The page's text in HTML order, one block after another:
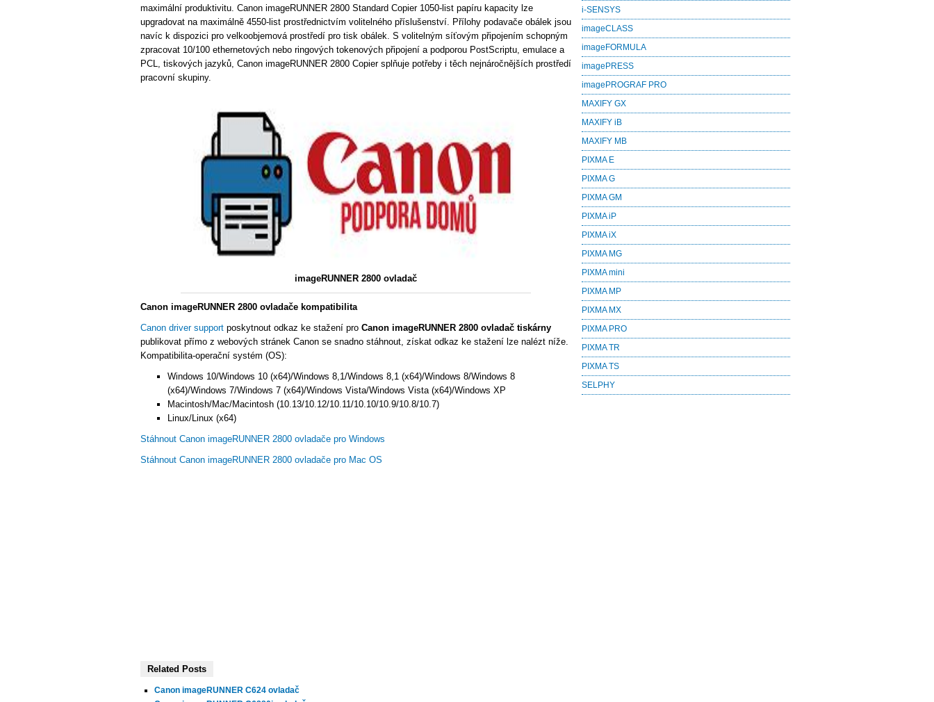
maximální produktivitu. Canon imageRUNNER 2800 Standard Copier 1050-list papíru kapacity lze
upgradovat na maximálně 4550-list prostřednictvím volitelného příslušenství. Přílohy podavače obálek jsou
navíc k dispozici pro velkoobjemová prostředí pro tisk obálek. S volitelným síťovým připojením schopným
zpracovat 10/100 ethernetových nebo ringových tokenových připojení a podporou PostScriptu, emulace a
PCL, tiskových jazyků, Canon imageRUNNER 2800 Copier splňuje potřeby i těch nejnáročnějších prostředí
pracovní skupiny.
imageRUNNER 2800 ovladač
Canon imageRUNNER 2800 ovladače kompatibilita
Canon driver support poskytnout odkaz ke stažení pro Canon imageRUNNER 2800 ovladač tiskárny
publikovat přímo z webových stránek Canon se snadno stáhnout, získat odkaz ke stažení lze nalézt níže.
Kompatibilita-operační systém (OS):
Windows 10/Windows 10 (x64)/Windows 8,1/Windows 8,1 (x64)/Windows 8/Windows 8
(x64)/Windows 7/Windows 7 (x64)/Windows Vista/Windows Vista (x64)/Windows XP
Macintosh/Mac/Macintosh (10.13/10.12/10.11/10.10/10.9/10.8/10.7)
Linux/Linux (x64)
Stáhnout Canon imageRUNNER 2800 ovladače pro Windows
Stáhnout Canon imageRUNNER 2800 ovladače pro Mac OS
Related Posts
Canon imageRUNNER C624 ovladač
i‑SENSYS
imageCLASS
imageFORMULA
imagePRESS
imagePROGRAF PRO
MAXIFY GX
MAXIFY iB
MAXIFY MB
PIXMA E
PIXMA G
PIXMA GM
PIXMA iP
PIXMA iX
PIXMA MG
PIXMA mini
PIXMA MP
PIXMA MX
PIXMA PRO
PIXMA TR
PIXMA TS
SELPHY